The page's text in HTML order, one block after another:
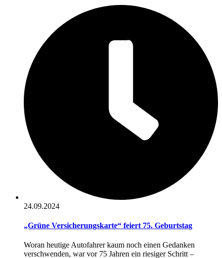
24.09.2024
„Grüne Versicherungskarte“ feiert 75. Geburtstag
Woran heutige Autofahrer kaum noch einen Gedanken
verschwenden, war vor 75 Jahren ein riesiger Schritt –